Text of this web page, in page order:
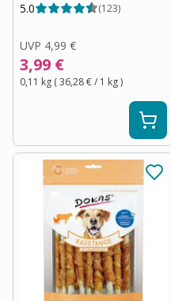
5.0 (123)
UVP 4,99 €
3,99 €
0,11 kg (36,28 €/ 1 kg)